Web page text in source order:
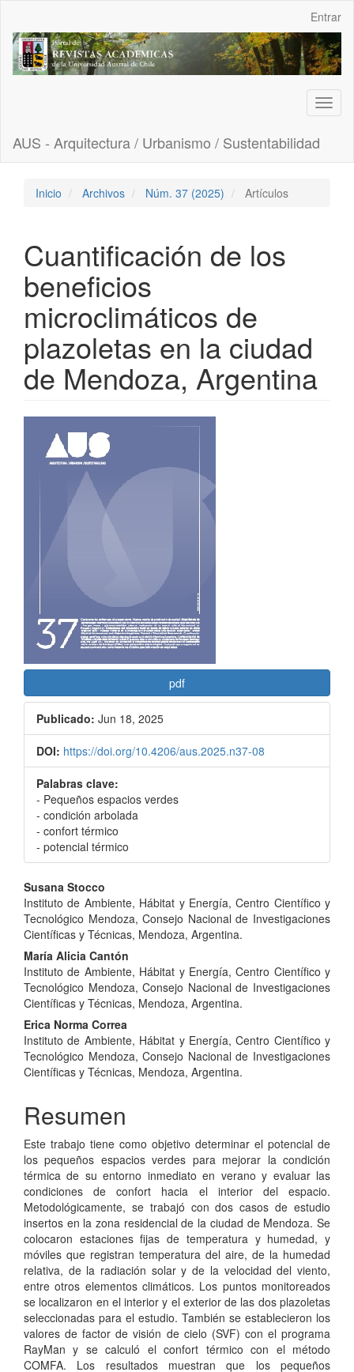
Contenido
principal
Barra
Entrar
AUS - Arquitectura / Urbanismo / Sustentabilidad
Inicio Archivos Núm. 37 (2025) Artículos
Cuantificación de los
beneficios
microclimáticos de
plazoletas en la ciudad
de Mendoza, Argentina
Barra
lateral
artículo
pdf
Publicado: Jun 18, 2025
DOI: https://doi.org/10.4206/aus.2025.n37-08
Palabras clave:
- Pequeños espacios verdes
- condición arbolada
- confort térmico
- potencial térmico
Contenido
principal
del
artículo
Susana Stocco
Instituto de Ambiente, Hábitat y Energía, Centro Científico y
Tecnológico Mendoza, Consejo Nacional de Investigaciones
Científicas y Técnicas, Mendoza, Argentina.
María Alicia Cantón
Instituto de Ambiente, Hábitat y Energía, Centro Científico y
Tecnológico Mendoza, Consejo Nacional de Investigaciones
Científicas y Técnicas, Mendoza, Argentina.
Erica Norma Correa
Instituto de Ambiente, Hábitat y Energía, Centro Científico y
Tecnológico Mendoza, Consejo Nacional de Investigaciones
Científicas y Técnicas, Mendoza, Argentina.
Resumen
Este trabajo tiene como objetivo determinar el potencial de
los pequeños espacios verdes para mejorar la condición
térmica de su entorno inmediato en verano y evaluar las
condiciones de confort hacia el interior del espacio.
Metodológicamente, se trabajó con dos casos de estudio
insertos en la zona residencial de la ciudad de Mendoza. Se
colocaron estaciones fijas de temperatura y humedad, y
móviles que registran temperatura del aire, de la humedad
relativa, de la radiación solar y de la velocidad del viento,
entre otros elementos climáticos. Los puntos monitoreados
se localizaron en el interior y el exterior de las dos plazoletas
seleccionadas para el estudio. También se establecieron los
valores de factor de visión de cielo (SVF) con el programa
RayMan y se calculó el confort térmico con el método
COMFA. Los resultados muestran que los pequeños